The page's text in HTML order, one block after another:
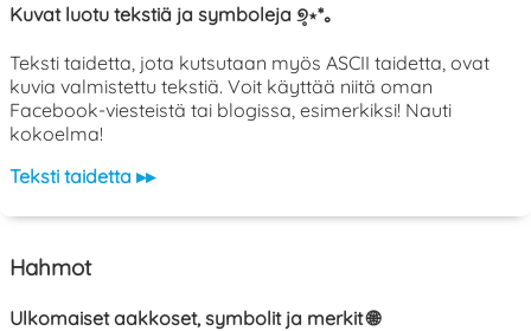
Kuvat luotu tekstiä ja symboleja ୭̥⋆*｡
Teksti taidetta, jota kutsutaan myös ASCII taidetta, ovat
kuvia valmistettu tekstiä. Voit käyttää niitä oman
Facebook-viesteistä tai blogissa, esimerkiksi! Nauti
kokoelma!
Teksti taidetta ▸▸
Hahmot
Ulkomaiset aakkoset, symbolit ja merkit 🌐